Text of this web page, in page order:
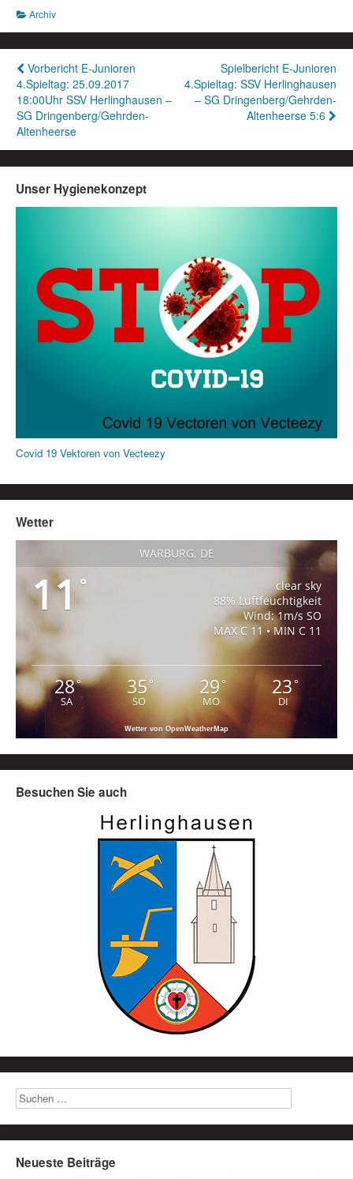
Archiv
Beitragsnavigation
Vorbericht E-Junioren
4.Spieltag: 25.09.2017
18:00Uhr SSV Herlinghausen –
SG Dringenberg/Gehrden-
Altenheerse
Spielbericht E-Junioren
4.Spieltag: SSV Herlinghausen
– SG Dringenberg/Gehrden-
Altenheerse 5:6
Unser Hygienekonzept
Covid 19 Vektoren von Vecteezy
Wetter
WARBURG, DE
11°
clear sky
88% Luftfeuchtigkeit
Wind: 1m/s SO
MAX C 11 • MIN C 11
28°
SA
35°
SO
29°
MO
23°
DI
Wetter von OpenWeatherMap
Besuchen Sie auch
Neueste Beiträge